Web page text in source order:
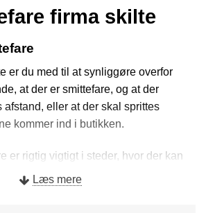
firma skilte
er du med til at synliggøre overfor
at der er smittefare, og at der
afstand, eller at der skal sprittes
kommer ind i butikken.
er rigtig vigtigt i steder, hvor der kan
på samme tid. Med et skilt fra
Læs mere